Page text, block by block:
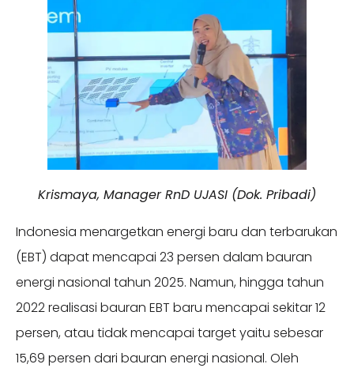
Krismaya, Manager RnD UJASI (Dok. Pribadi)
Indonesia menargetkan energi baru dan terbarukan
(EBT) dapat mencapai 23 persen dalam bauran
energi nasional tahun 2025. Namun, hingga tahun
2022 realisasi bauran EBT baru mencapai sekitar 12
persen, atau tidak mencapai target yaitu sebesar
15,69 persen dari bauran energi nasional. Oleh